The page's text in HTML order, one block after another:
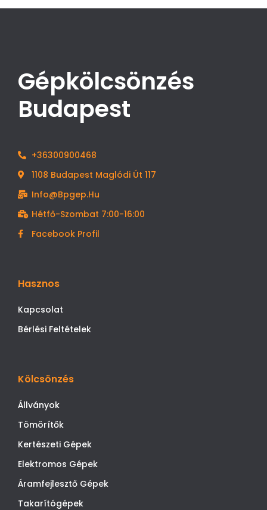
Gépkölcsönzés
Budapest
+36300900468
1108 Budapest Maglódi Út 117
Info@bpgep.hu
Hétfő-Szombat 7:00-16:00
Facebook Profil
Hasznos
Kapcsolat
Bérlési Feltételek
Kölcsönzés
Állványok
Tömörítők
Kertészeti Gépek
Elektromos Gépek
Áramfejlesztő Gépek
Takarítógépek